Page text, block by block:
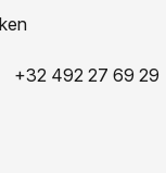
+32 492 27 69 29